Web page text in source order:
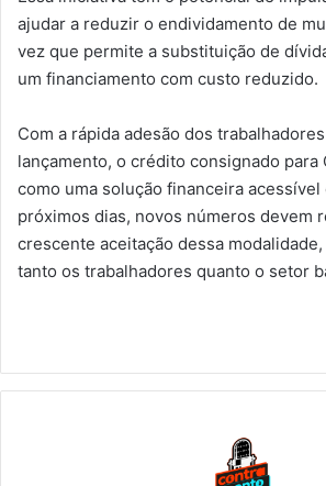
ajudar a reduzir o endividamento de
vez que permite a substituição de
um financiamento com custo reduzido.
Com a rápida adesão dos
lançamento, o crédito consignado para
como uma solução financeira acessível
próximos dias, novos números devem
crescente aceitação dessa
tanto os trabalhadores quanto o setor